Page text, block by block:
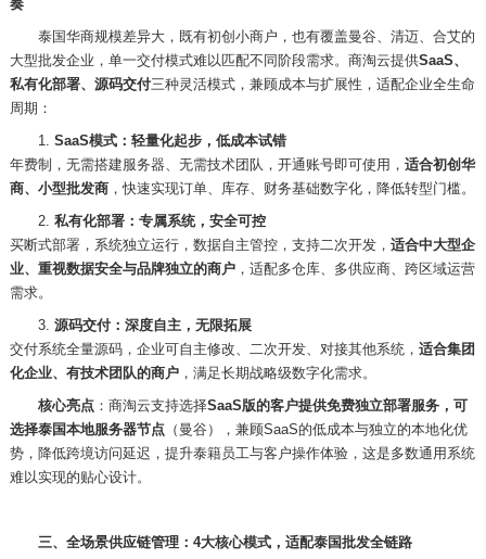
奏
泰国华商规模差异大，既有初创小商户，也有覆盖曼谷、清迈、合艾的
大型批发企业，单一交付模式难以匹配不同阶段需求。商淘云提供SaaS、
私有化部署、源码交付三种灵活模式，兼顾成本与扩展性，适配企业全生命
周期：
1. SaaS模式：轻量化起步，低成本试错
年费制，无需搭建服务器、无需技术团队，开通账号即可使用， 适合初创华
商、小型批发商，快速实现订单、库存、财务基础数字化，降低转型门槛。
2. 私有化部署：专属系统，安全可控
买断式部署，系统独立运行，数据自主管控，支持二次开发， 适合中大型企
业、重视数据安全与品牌独立的商户，适配多仓库、多供应商、跨区域运营
需求。
3. 源码交付：深度自主，无限拓展
交付系统全量源码，企业可自主修改、二次开发、对接其他系统， 适合集团
化企业、有技术团队的商户，满足长期战略级数字化需求。
核心亮点：商淘云支持选择SaaS版的客户提供免费独立部署服务，可
选择泰国本地服务器节点（曼谷），兼顾SaaS的低成本与独立的本地化优
势，降低跨境访问延迟，提升泰籍员工与客户操作体验，这是多数通用系统
难以实现的贴心设计。
三、全场景供应链管理： 4大核心模式，适配泰国批发全链路